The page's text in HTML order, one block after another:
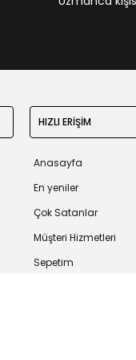
HIZLI ERİŞİM
Anasayfa
En yeniler
Çok Satanlar
Müşteri Hizmetleri
Sepetim